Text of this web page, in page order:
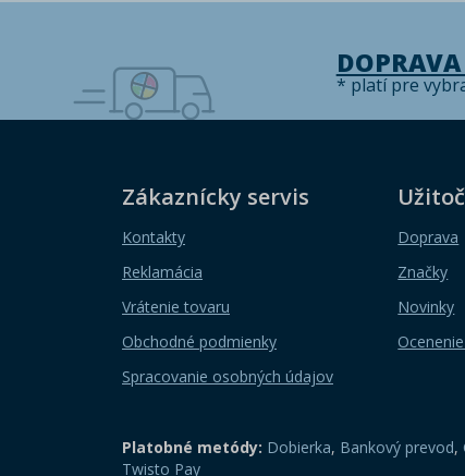
* platí pre
Zákaznícky servis
Kontakty
Reklamácia
Vrátenie tovaru
Obchodné podmienky
Spracovanie osobných údajov
Doprava
Značky
Novinky
Platobné metódy: Dobierka, Bankový prevod,
Twisto Pay